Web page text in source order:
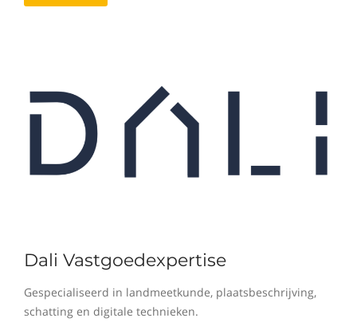
Dali Vastgoedexpertise
Gespecialiseerd in landmeetkunde, plaatsbeschrijving,
schatting en digitale technieken.